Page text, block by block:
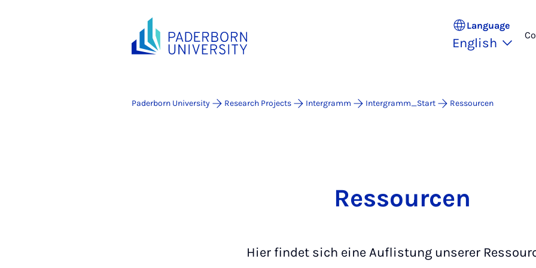
Language
English
Paderborn University Research Projects Intergramm Intergramm_Start Ressourcen
Ressourcen
Hier findet sich eine Auflistung unserer